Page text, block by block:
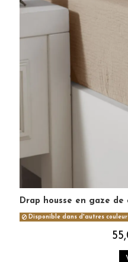
Drap housse en gaze
Disponible dans d'autres